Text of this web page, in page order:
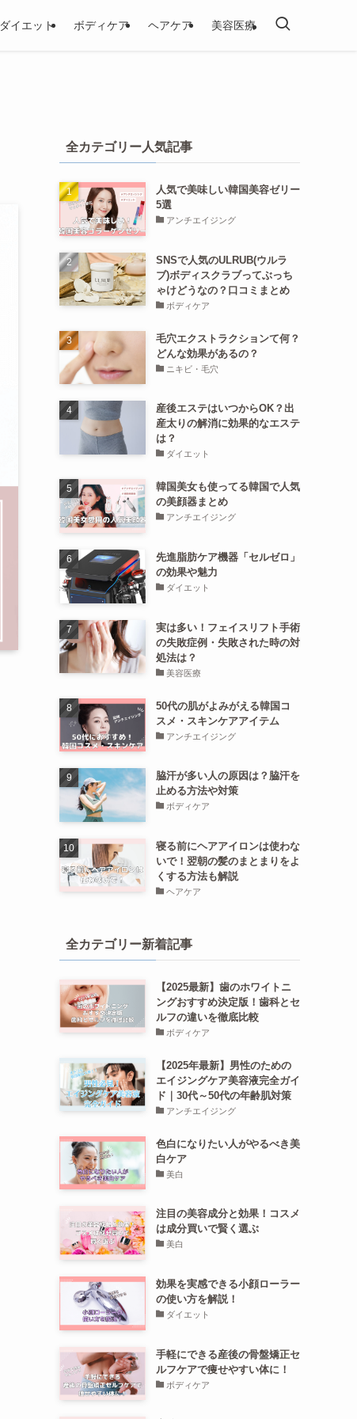
ダイエット ボディケア ヘアケア 美容医療
全カテゴリー人気記事
人気で美味しい韓国美容ゼリー
5選
アンチエイジング
SNSで人気のULRUB(ウルラ
ブ)ボディスクラブってぶっち
ゃけどうなの？口コミまとめ
ボディケア
毛穴エクストラクションて何？
どんな効果があるの？
ニキビ・毛穴
産後エステはいつからOK？出
産太りの解消に効果的なエステ
は？
ダイエット
韓国美女も使ってる韓国で人気
の美顔器まとめ
アンチエイジング
先進脂肪ケア機器「セルゼロ」
の効果や魅力
ダイエット
実は多い！フェイスリフト手術
の失敗症例・失敗された時の対
処法は？
美容医療
50代の肌がよみがえる韓国コ
スメ・スキンケアアイテム
アンチエイジング
脇汗が多い人の原因は？脇汗を
止める方法や対策
ボディケア
寝る前にヘアアイロンは使わな
いで！翌朝の髪のまとまりをよ
くする方法も解説
ヘアケア
全カテゴリー新着記事
【2025最新】歯のホワイトニ
ングおすすめ決定版！歯科とセ
ルフの違いを徹底比較
ボディケア
【2025年最新】男性のための
エイジングケア美容液完全ガイ
ド｜30代～50代の年齢肌対策
アンチエイジング
色白になりたい人がやるべき美
白ケア
美白
注目の美容成分と効果！コスメ
は成分買いで賢く選ぶ
美白
効果を実感できる小顔ローラー
の使い方を解説！
ダイエット
手軽にできる産後の骨盤矯正セ
ルフケアで痩せやすい体に！
ボディケア